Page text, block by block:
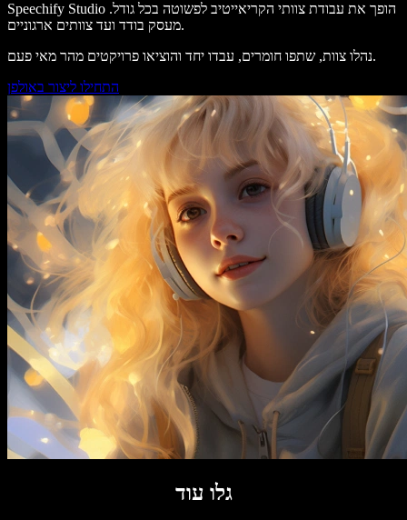
Speechify Studio הופך את עבודת צוותי הקריאייטיב לפשוטה בכל גודל.
מעסק בודד ועד צוותים ארגוניים.
נהלו צוות, שתפו חומרים, עבדו יחד והוציאו פרויקטים מהר מאי פעם.
התחילו ליצור באולפן
גלו עוד